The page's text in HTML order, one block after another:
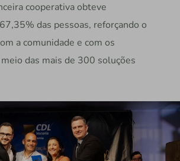
cooperativa obteve
das pessoas, reforçando o
a comunidade e com os
das mais de 300 soluções